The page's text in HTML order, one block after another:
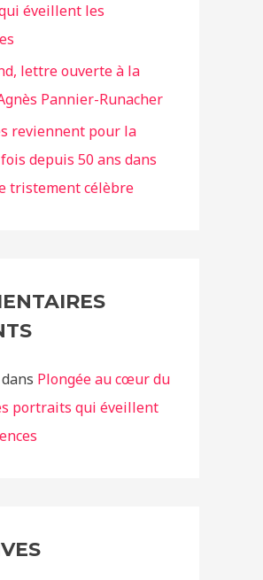
éveillent les
lettre ouverte à la
Pannier-Runacher
reviennent pour la
depuis 50 ans dans
tristement célèbre
dans Plongée au cœur du
portraits qui éveillent